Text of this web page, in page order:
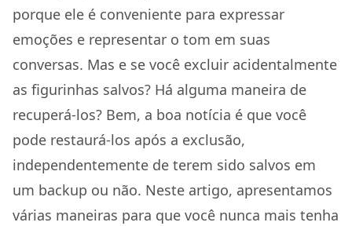
porque ele é conveniente para expressar
emoções e representar o tom em suas
conversas. Mas e se você excluir acidentalmente
as figurinhas salvos? Há alguma maneira de
recuperá-los? Bem, a boa notícia é que você
pode restaurá-los após a exclusão,
independentemente de terem sido salvos em
um backup ou não. Neste artigo, apresentamos
várias maneiras para que você nunca mais tenha